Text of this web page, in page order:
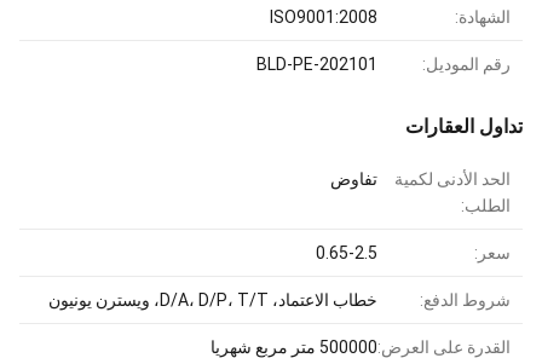
الشهادة: ISO9001:2008
رقم الموديل: BLD-PE-202101
تداول العقارات
الحد الأدنى لكمية
الطلب:
تفاوض
سعر: 0.65-2.5
شروط الدفع: خطاب الاعتماد، D/A، D/P، T/T، ويسترن يونيون
القدرة على العرض:500000 متر مربع شهريا